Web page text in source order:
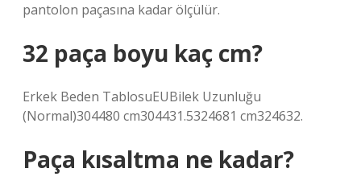
pantolon paçasına kadar ölçülür.
32 paça boyu kaç cm?
Erkek Beden TablosuEUBilek Uzunluğu
(Normal)304480 cm304431.5324681 cm324632.
Paça kısaltma ne kadar?